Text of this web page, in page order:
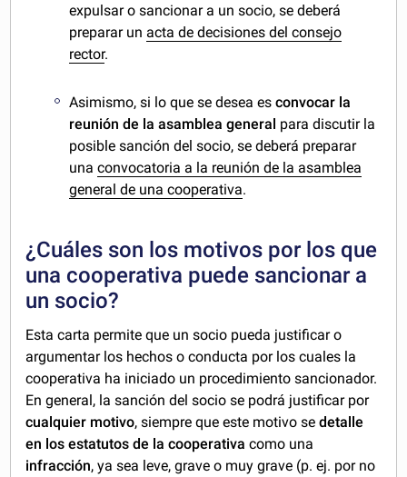
expulsar o sancionar a un socio, se deberá
preparar un acta de decisiones del consejo
rector.
Asimismo, si lo que se desea esconvocar la
reunión de la asamblea general para discutir la
posible sanción del socio, se deberá preparar
unaconvocatoria a la reunión de la asamblea
general de una cooperativa.
¿Cuáles son los motivos por los que
una cooperativa puede sancionar a
un socio?
Esta carta permite que un socio pueda justificar o
argumentar los hechos o conducta por los cuales la
cooperativa ha iniciado un procedimiento sancionador.
En general, la sanción del socio se podrá justificar por
cualquier motivo, siempre que este motivo sedetalle
en los estatutos de la cooperativa como una
infracción, ya sea leve, grave o muy grave (p. ej. por no